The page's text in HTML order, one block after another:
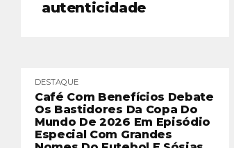
autenticidade
DESTAQUE
Café Com Benefícios Debate
Os Bastidores Da Copa Do
Mundo De 2026 Em Episódio
Especial Com Grandes